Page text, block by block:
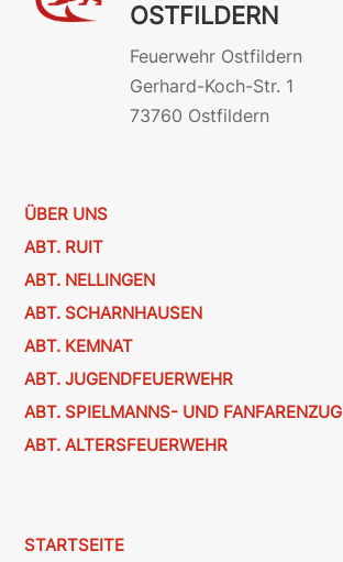
OSTFILDERN
Feuerwehr Ostfildern
Gerhard-Koch-Str. 1
73760 Ostfildern
ÜBER UNS
ABT. RUIT
ABT. NELLINGEN
ABT. SCHARNHAUSEN
ABT. KEMNAT
ABT. JUGENDFEUERWEHR
ABT. SPIELMANNS- UND FANFARENZUG
ABT. ALTERSFEUERWEHR
STARTSEITE